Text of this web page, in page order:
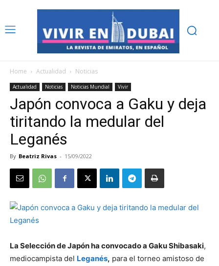
Home Actualidad Noticias
Actualidad Noticias Noticias Mundial Vivir
Japón convoca a Gaku y deja
tiritando la medular del
Leganés
By Beatriz Rivas - 15/09/2022
La Selección de Japón ha convocado a Gaku Shibasaki,
mediocampista del Leganés, para el torneo amistoso de